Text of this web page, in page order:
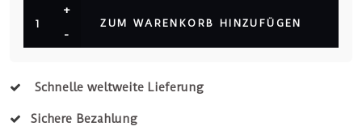
+
-
ZUM WARENKORB HINZUFÜGEN
Schnelle weltweite Lieferung
Sichere Bezahlung